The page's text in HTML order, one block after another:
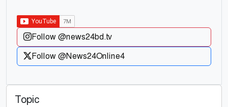
Follow @news24bd.tv
Follow @News24Online4
Topic